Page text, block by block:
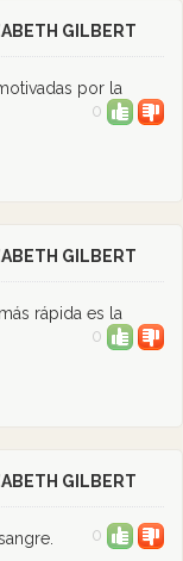
GILBERT
por la
0
GILBERT
rápida es la
0
GILBERT
0